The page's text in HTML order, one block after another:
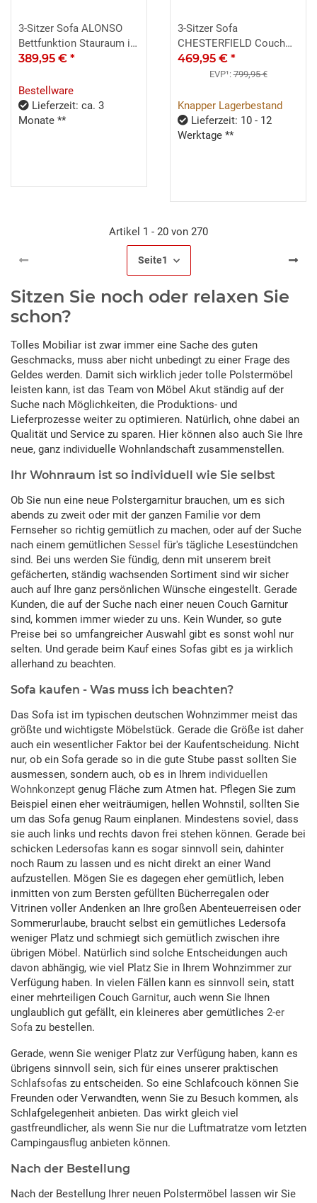
3-Sitzer Sofa ALONSO
Bettfunktion Stauraum in
grau 195x76
389,95 € *
Bestellware
Lieferzeit: ca. 3
Monate **
3-Sitzer Sofa
CHESTERFIELD Couch
Samt safrangelb 198 cm
469,95 € *
EVP¹:799,95 €
Knapper Lagerbestand
Lieferzeit: 10 - 12
Werktage **
Artikel 1 - 20 von 270
Seite1
Sitzen Sie noch oder relaxen Sie
schon?
Tolles Mobiliar ist zwar immer eine Sache des guten
Geschmacks, muss aber nicht unbedingt zu einer Frage des
Geldes werden. Damit sich wirklich jeder tolle Polstermöbel
leisten kann, ist das Team von Möbel Akut ständig auf der
Suche nach Möglichkeiten, die Produktions- und
Lieferprozesse weiter zu optimieren. Natürlich, ohne dabei an
Qualität und Service zu sparen. Hier können also auch Sie Ihre
neue, ganz individuelle Wohnlandschaft zusammenstellen.
Ihr Wohnraum ist so individuell wie Sie selbst
Ob Sie nun eine neue Polstergarnitur brauchen, um es sich
abends zu zweit oder mit der ganzen Familie vor dem
Fernseher so richtig gemütlich zu machen, oder auf der Suche
nach einem gemütlichen Sessel für's tägliche Lesestündchen
sind. Bei uns werden Sie fündig, denn mit unserem breit
gefächerten, ständig wachsenden Sortiment sind wir sicher
auch auf Ihre ganz persönlichen Wünsche eingestellt. Gerade
Kunden, die auf der Suche nach einer neuen Couch Garnitur
sind, kommen immer wieder zu uns. Kein Wunder, so gute
Preise bei so umfangreicher Auswahl gibt es sonst wohl nur
selten. Und gerade beim Kauf eines Sofas gibt es ja wirklich
allerhand zu beachten.
Sofa kaufen - Was muss ich beachten?
Das Sofa ist im typischen deutschen Wohnzimmer meist das
größte und wichtigste Möbelstück. Gerade die Größe ist daher
auch ein wesentlicher Faktor bei der Kaufentscheidung. Nicht
nur, ob ein Sofa gerade so in die gute Stube passt sollten Sie
ausmessen, sondern auch, ob es in Ihrem individuellen
Wohnkonzept genug Fläche zum Atmen hat. Pflegen Sie zum
Beispiel einen eher weiträumigen, hellen Wohnstil, sollten Sie
um das Sofa genug Raum einplanen. Mindestens soviel, dass
sie auch links und rechts davon frei stehen können. Gerade bei
schicken Ledersofas kann es sogar sinnvoll sein, dahinter
noch Raum zu lassen und es nicht direkt an einer Wand
aufzustellen. Mögen Sie es dagegen eher gemütlich, leben
inmitten von zum Bersten gefüllten Bücherregalen oder
Vitrinen voller Andenken an Ihre großen Abenteuerreisen oder
Sommerurlaube, braucht selbst ein gemütliches Ledersofa
weniger Platz und schmiegt sich gemütlich zwischen ihre
übrigen Möbel. Natürlich sind solche Entscheidungen auch
davon abhängig, wie viel Platz Sie in Ihrem Wohnzimmer zur
Verfügung haben. In vielen Fällen kann es sinnvoll sein, statt
einer mehrteiligen Couch Garnitur, auch wenn Sie Ihnen
unglaublich gut gefällt, ein kleineres aber gemütliches 2-er
Sofa zu bestellen.
Gerade, wenn Sie weniger Platz zur Verfügung haben, kann es
übrigens sinnvoll sein, sich für eines unserer praktischen
Schlafsofas zu entscheiden. So eine Schlafcouch können Sie
Freunden oder Verwandten, wenn Sie zu Besuch kommen, als
Schlafgelegenheit anbieten. Das wirkt gleich viel
gastfreundlicher, als wenn Sie nur die Luftmatratze vom letzten
Campingausflug anbieten können.
Nach der Bestellung
Nach der Bestellung Ihrer neuen Polstermöbel lassen wir Sie